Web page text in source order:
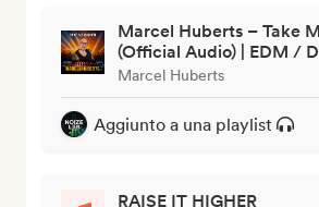
Marcel Huberts – Take
(Official Audio) | EDM /
Marcel Huberts
Aggiunto a una playlist
RAISE IT HIGHER